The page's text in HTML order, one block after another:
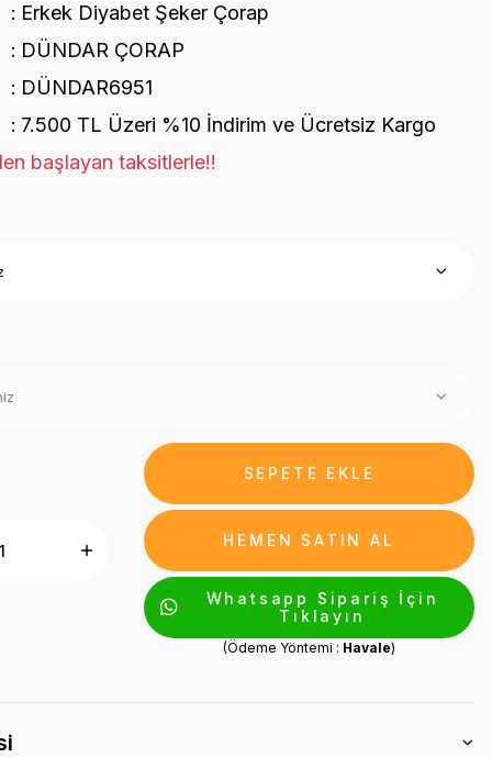
Erkek Diyabet Şeker Çorap
DÜNDAR ÇORAP
DÜNDAR6951
7.500 TL Üzeri %10 İndirim ve Ücretsiz Kargo
başlayan taksitlerle!!
SEPETE EKLE
HEMEN SATIN AL
Whatsapp Sipariş İçin
Tıklayın
(Ödeme Yöntemi : Havale)